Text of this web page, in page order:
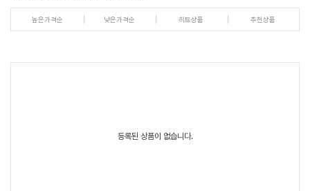
높은가격순 낮은가격순 히트상품 추천상품
등록된 상품이 없습니다.